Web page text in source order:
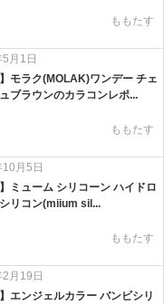
ももたす
月1日
】モラク(MOLAK)ワンデー チェ
ブラウンのカラコンレポ...
ももたす
月5日
】ミューム シリコーン ハイドロ
リコン(miium sil...
ももたす
月19日
】エンジェルカラー バンビシリ